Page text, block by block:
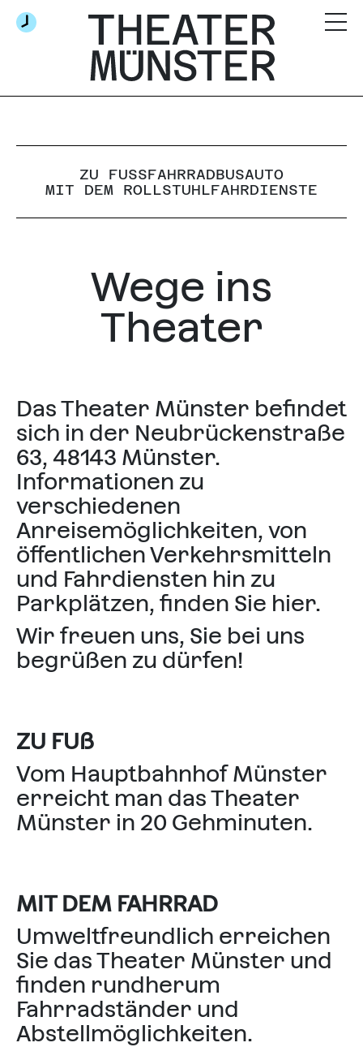
ZU FUSS FAHRRADBUSAUTO
MIT DEM ROLLSTUHLFAHRDIENSTE
Wege ins
Theater
Das Theater Münster befindet
sich in der Neubrückenstraße
63, 48143 Münster.
Informationen zu
verschiedenen
Anreisemöglichkeiten, von
öffentlichen Verkehrsmitteln
und Fahrdiensten hin zu
Parkplätzen, finden Sie hier.
Wir freuen uns, Sie bei uns
begrüßen zu dürfen!
ZU FUß
Vom Hauptbahnhof Münster
erreicht man das Theater
Münster in 20 Gehminuten.
MIT DEM FAHRRAD
Umweltfreundlich erreichen
Sie das Theater Münster und
finden rundherum
Fahrradständer und
Abstellmöglichkeiten.